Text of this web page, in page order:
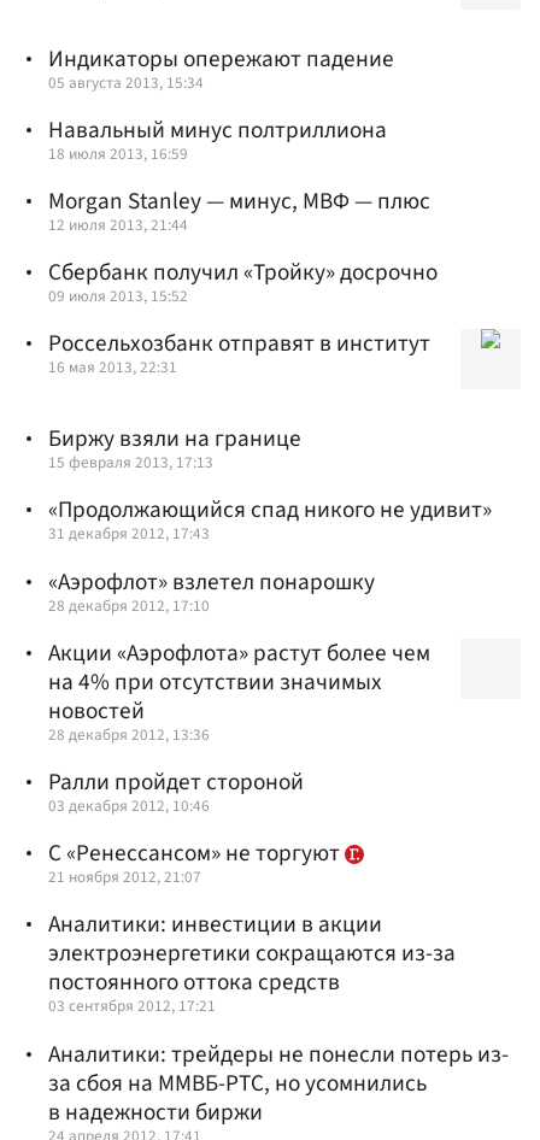
Индикаторы опережают падение
05 августа 2013, 15:34
Навальный минус полтриллиона
18 июля 2013, 16:59
Morgan Stanley — минус, МВФ — плюс
12 июля 2013, 21:44
Сбербанк получил «Тройку» досрочно
09 июля 2013, 15:52
Россельхозбанк отправят в институт
16 мая 2013, 22:31
Биржу взяли на границе
15 февраля 2013, 17:13
«Продолжающийся спад никого не удивит»
31 декабря 2012, 17:43
«Аэрофлот» взлетел понарошку
28 декабря 2012, 17:10
Акции «Аэрофлота» растут более чем
на 4% при отсутствии значимых
новостей
28 декабря 2012, 13:36
Ралли пройдет стороной
03 декабря 2012, 10:46
С «Ренессансом» не торгуют
21 ноября 2012, 21:07
Аналитики: инвестиции в акции
электроэнергетики сокращаются из-за
постоянного оттока средств
03 сентября 2012, 17:21
Аналитики: трейдеры не понесли потерь из-
за сбоя на ММВБ-РТС, но усомнились
в надежности биржи
24 апреля 2012, 17:41